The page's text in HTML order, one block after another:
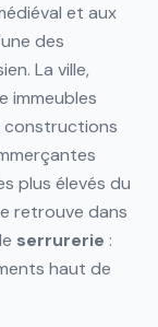
et aux
des
La ville,
immeubles
constructions
plus élevés du
retrouve dans
serrurerie :
haut de